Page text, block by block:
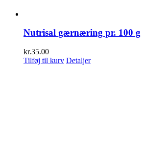
Nutrisal gærnæring pr. 100 g
kr.35.00
Tilføj til kurv Detaljer